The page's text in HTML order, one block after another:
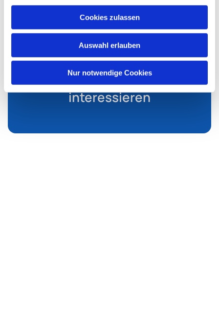
Cookies zulassen
Auswahl erlauben
Nur notwendige Cookies
Dies könnte Sie auch
interessieren